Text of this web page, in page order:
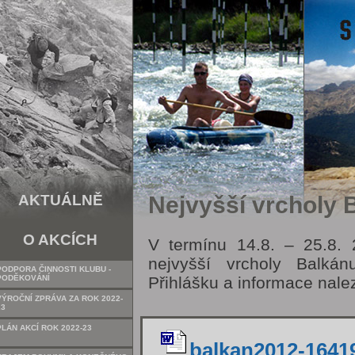
AKTUÁLNĚ
O AKCÍCH
ČINNOSTI KLUBU -
ZPRÁVA ZA ROK 2022-
AKCÍ ROK 2022-23
Nejvyšší vrcholy
V termínu 14.8. – 25.8.
nejvyšší vrcholy
Přihlášku a informace
balkan2012-